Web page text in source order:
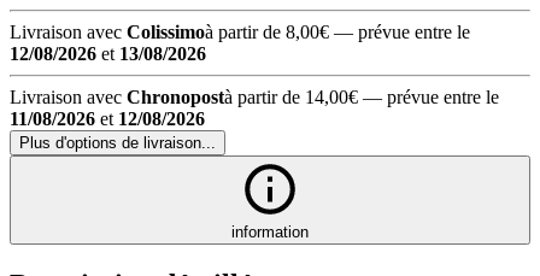
Livraison avec Colissimoà partir de 8,00€ — prévue entre le
12/08/2026 et 13/08/2026
Livraison avec Chronopostà partir de 14,00€ — prévue entre le
11/08/2026 et 12/08/2026
Plus d'options de livraison...
information